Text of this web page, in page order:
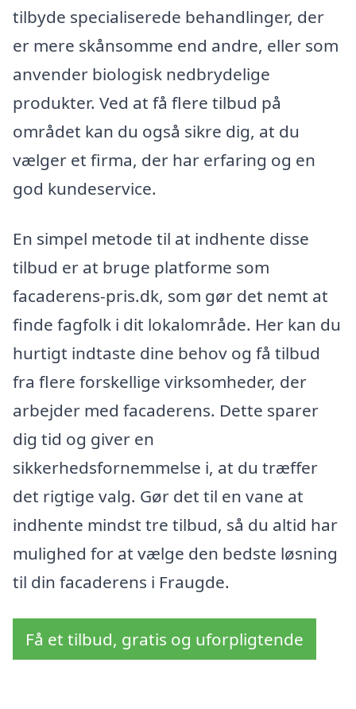
tilbyde specialiserede behandlinger, der
er mere skånsomme end andre, eller som
anvender biologisk nedbrydelige
produkter. Ved at få flere tilbud på
området kan du også sikre dig, at du
vælger et firma, der har erfaring og en
god kundeservice.
En simpel metode til at indhente disse
tilbud er at bruge platforme som
facaderens-pris.dk, som gør det nemt at
finde fagfolk i dit lokalområde. Her kan du
hurtigt indtaste dine behov og få tilbud
fra flere forskellige virksomheder, der
arbejder med facaderens. Dette sparer
dig tid og giver en
sikkerhedsfornemmelse i, at du træffer
det rigtige valg. Gør det til en vane at
indhente mindst tre tilbud, så du altid har
mulighed for at vælge den bedste løsning
til din facaderens i Fraugde.
Få et tilbud, gratis og uforpligtende